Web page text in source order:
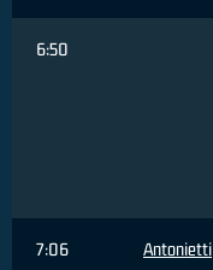
6:50
7:06
Antonietti